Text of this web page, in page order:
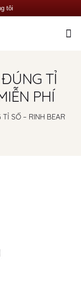
tôi
TỈ
PHÍ
SỐ – RINH BEAR